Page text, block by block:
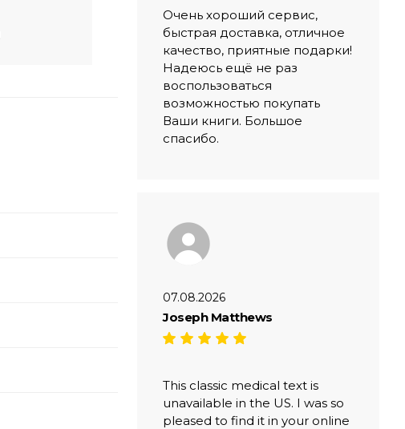
Очень хороший сервис,
быстрая доставка, отличное
качество, приятные подарки!
Надеюсь ещё не раз
воспользоваться
возможностью покупать
Ваши книги. Большое
спасибо.
07.08.2026
Joseph Matthews
This classic medical text is
unavailable in the US. I was so
pleased to find it in your online